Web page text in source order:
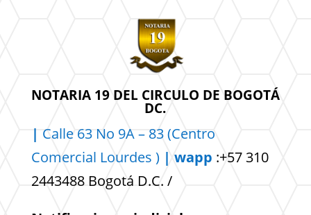
NOTARIA 19 DEL CIRCULO DE BOGOTÁ
DC.
| Calle 63 No 9A – 83 (Centro
Comercial Lourdes ) | wapp :+57 310
2443488 Bogotá D.C. /